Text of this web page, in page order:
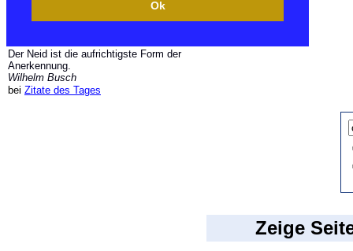
Ok
Der Neid ist die aufrichtigste Form der
Anerkennung.
Wilhelm Busch
bei Zitate des Tages
Zeige